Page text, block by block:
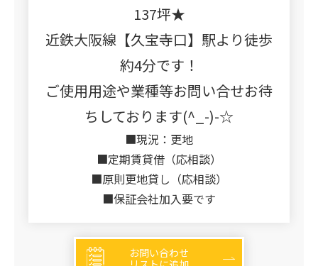
137坪★
近鉄大阪線【久宝寺口】駅より徒歩
約4分です！
ご使用用途や業種等お問い合せお待
ちしております(^_-)-☆
■現況：更地
■定期賃貸借（応相談）
■原則更地貸し（応相談）
■保証会社加入要です
お問い合わせ